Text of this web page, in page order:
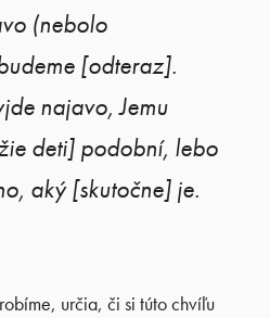
(nebolo
[odteraz].
najavo, Jemu
deti] podobní, lebo
aký [skutočne] je.
určia, či si túto chvíľu